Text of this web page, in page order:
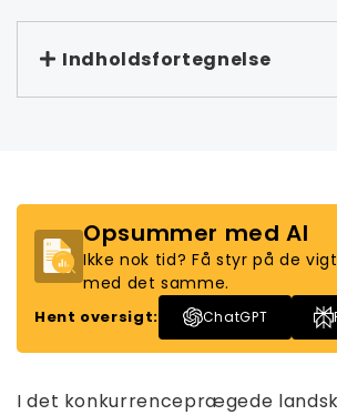
Indholdsfortegnelse
Opsummer med AI
Ikke nok tid? Få styr på de
med det samme.
Hent oversigt: ChatGPT
I det konkurrenceprægede